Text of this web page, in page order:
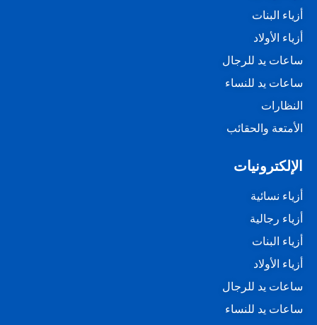
أزياء البنات
أزياء الأولاد
ساعات يد للرجال
ساعات يد للنساء
النظارات
الأمتعة والحقائب
الإلكترونيات
أزياء نسائية
أزياء رجالية
أزياء البنات
أزياء الأولاد
ساعات يد للرجال
ساعات يد للنساء